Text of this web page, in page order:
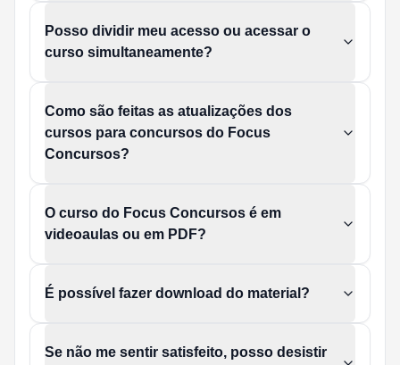
Posso dividir meu acesso ou acessar o
curso simultaneamente?
Como são feitas as atualizações dos
cursos para concursos do Focus
Concursos?
O curso do Focus Concursos é em
videoaulas ou em PDF?
É possível fazer download do material?
Se não me sentir satisfeito, posso desistir